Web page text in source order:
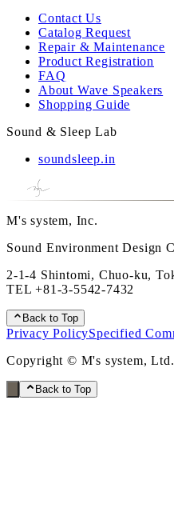
Contact Us
Catalog Request
Repair & Maintenance
Product Registration
FAQ
About Wave Speakers
Shopping Guide
Sound & Sleep Lab
soundsleep.in
M's system, Inc.
Sound Environment Design
2-1-4 Shintomi, Chuo-ku,
TEL+81-3-5542-7432
Back to Top
Privacy PolicySpecified
Copyright © M's system,
Back to Top